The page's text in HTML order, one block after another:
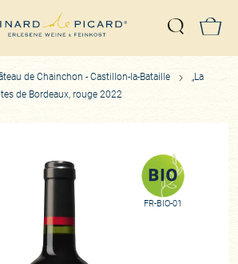
Suche
de Chainchon - Castillon-la-Bataille
„La
de Bordeaux, rouge 2022
FR-BIO-01